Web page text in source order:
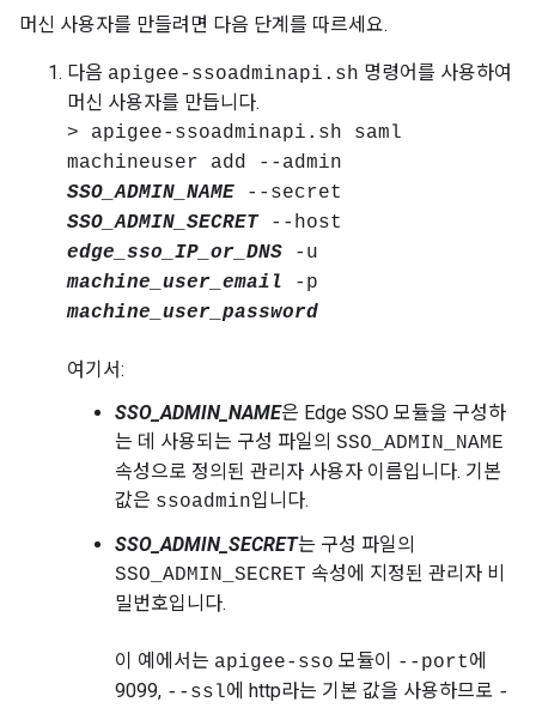
머신 사용자를 만들려면 다음 단계를 따르세요.
다음 apigee-ssoadminapi.sh 명령어를 사용하여
머신 사용자를 만듭니다.
> apigee-ssoadminapi.sh saml
machineuser add --admin
SSO_ADMIN_NAME --secret
SSO_ADMIN_SECRET--host
edge_sso_IP_or_DNS -u
machine_user_email -p
machine_user_password
여기서:
SSO_ADMIN_NAME은 Edge SSO 모듈을 구성하
는 데 사용되는 구성 파일의 SSO_ADMIN_NAME
속성으로 정의된 관리자 사용자 이름입니다. 기본
값은 ssoadmin입니다.
SSO_ADMIN_SECRET는 구성 파일의
SSO_ADMIN_SECRET 속성에 지정된 관리자 비
밀번호입니다.
이 예에서는 apigee-sso 모듈이 --port에
9099, --ssl에 http라는 기본 값을 사용하므로 -